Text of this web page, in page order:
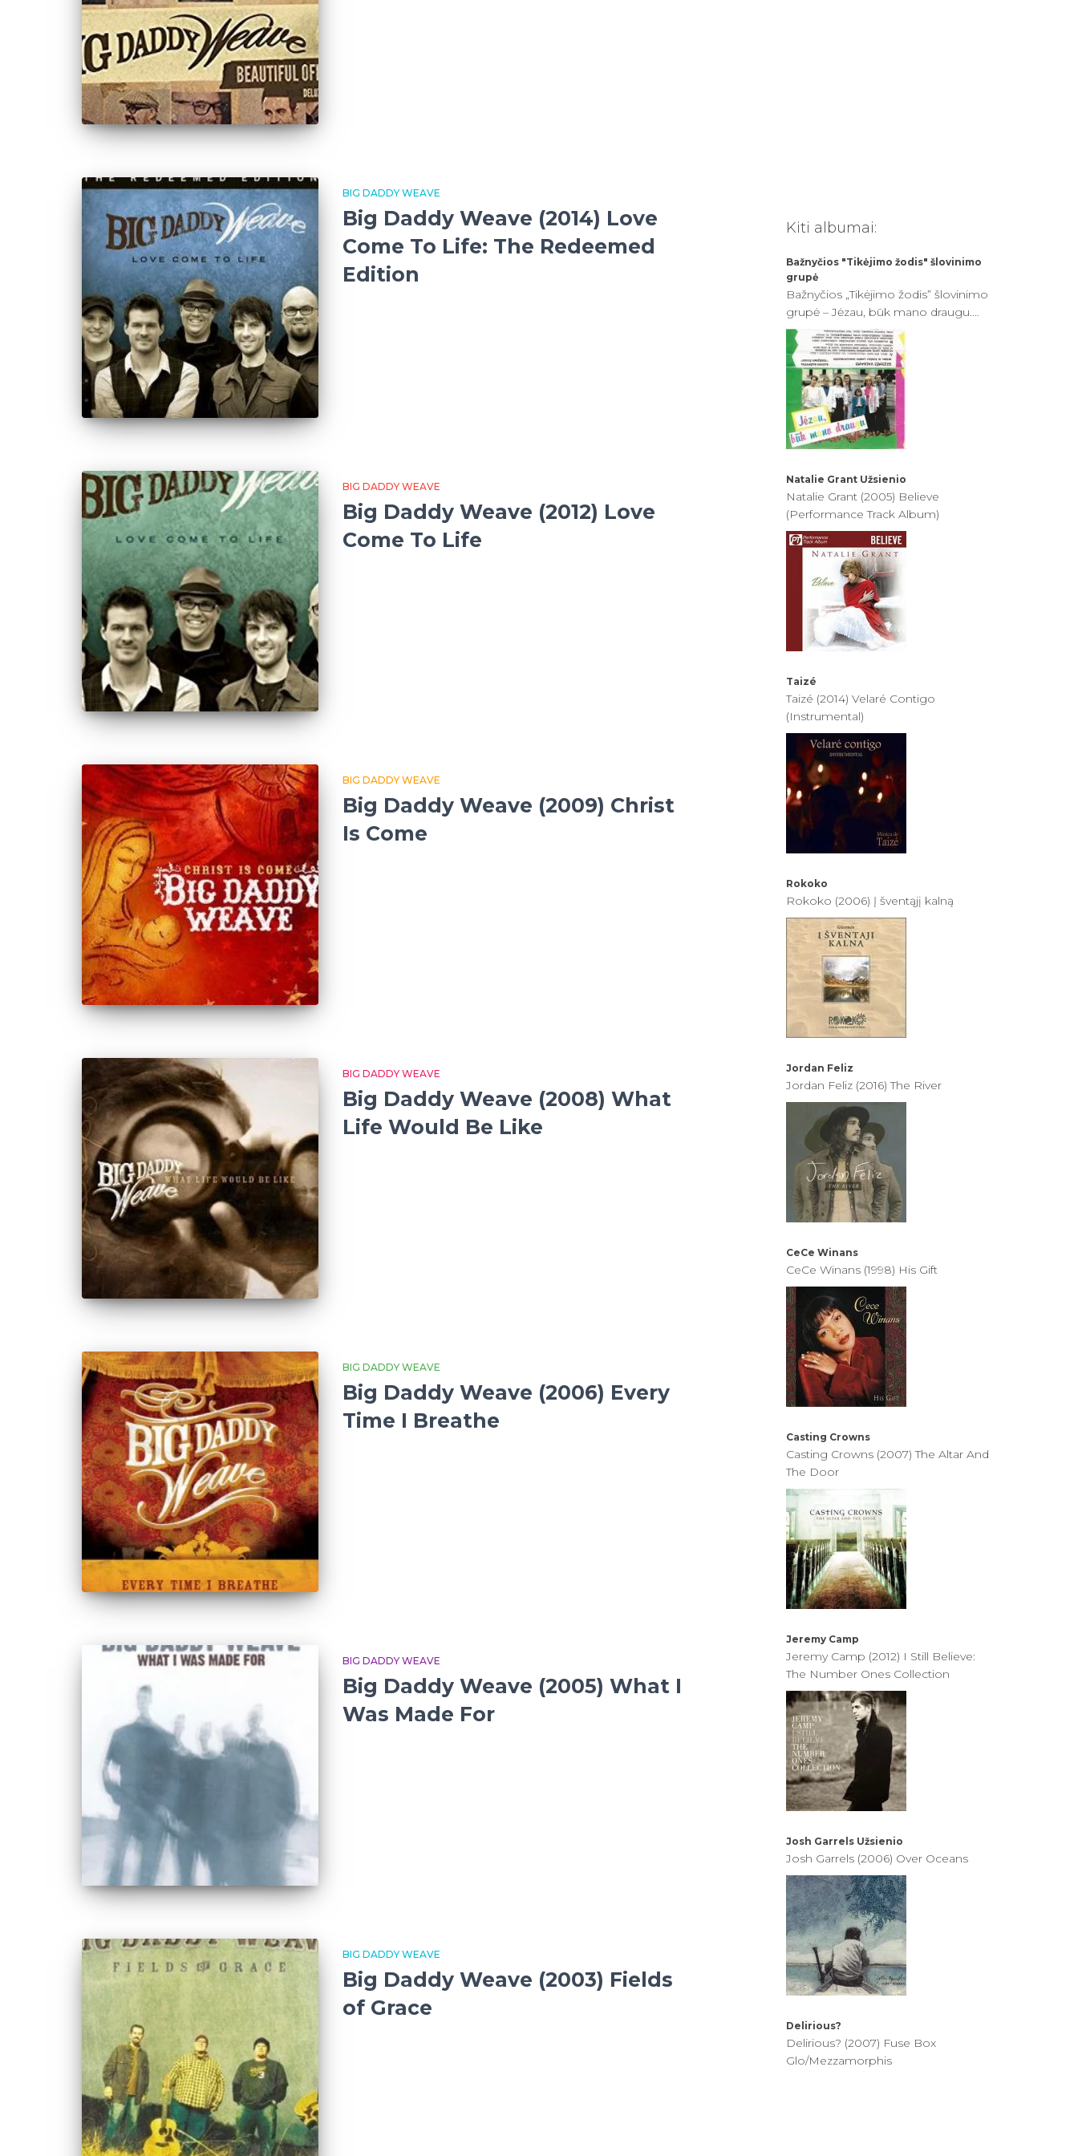
BIG DADDY WEAVE
Big Daddy Weave (2014) Love
Come To Life: The Redeemed
Edition
BIG DADDY WEAVE
Big Daddy Weave (2012) Love
Come To Life
BIG DADDY WEAVE
Big Daddy Weave (2009) Christ
Is Come
BIG DADDY WEAVE
Big Daddy Weave (2008) What
Life Would Be Like
BIG DADDY WEAVE
Big Daddy Weave (2006) Every
Time I Breathe
BIG DADDY WEAVE
Big Daddy Weave (2005) What I
Was Made For
BIG DADDY WEAVE
Big Daddy Weave (2003) Fields
of Grace
Kiti albumai:
Bažnyčios "Tikėjimo žodis" šlovinimo
grupė
Bažnyčios „Tikėjimo žodis” šlovinimo
grupė – Jėzau, būk mano draugu.
Giesmės vaikams
Natalie Grant Užsienio
Natalie Grant (2005) Believe
(Performance Track Album)
Taizé
Taizé (2014) Velaré Contigo
(Instrumental)
Rokoko
Rokoko (2006) Į šventąjį kalną
Jordan Feliz
Jordan Feliz (2016) The River
CeCe Winans
CeCe Winans (1998) His Gift
Casting Crowns
Casting Crowns (2007) The Altar And
The Door
Jeremy Camp
Jeremy Camp (2012) I Still Believe:
The Number Ones Collection
Josh Garrels Užsienio
Josh Garrels (2006) Over Oceans
Delirious?
Delirious? (2007) Fuse Box
Glo/Mezzamorphis